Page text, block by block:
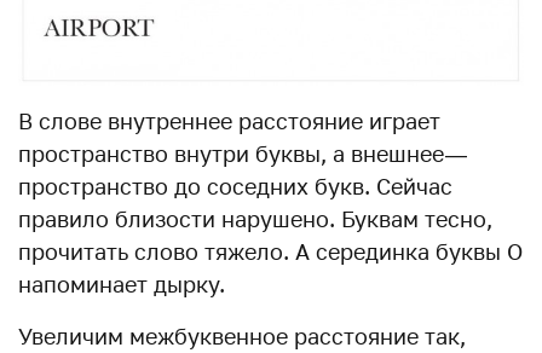
В слове внутреннее расстояние играет
пространство внутри буквы, а внешнее —
пространство до соседних букв. Сейчас
правило близости нарушено. Буквам тесно,
прочитать слово тяжело. А серединка буквы О
напоминает дырку.
Увеличим межбуквенное расстояние так,